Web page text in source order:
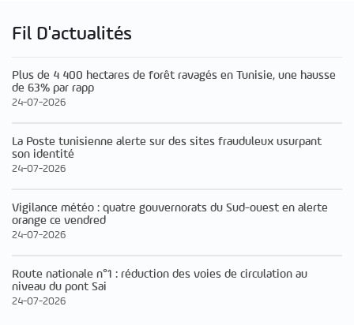
Fil D'actualités
Plus de 4 400 hectares de forêt ravagés en Tunisie, une hausse
de 63% par rapp
24-07-2026
La Poste tunisienne alerte sur des sites frauduleux usurpant
son identité
24-07-2026
Vigilance météo : quatre gouvernorats du Sud-ouest en alerte
orange ce vendred
24-07-2026
Route nationale n°1 : réduction des voies de circulation au
niveau du pont Sai
24-07-2026